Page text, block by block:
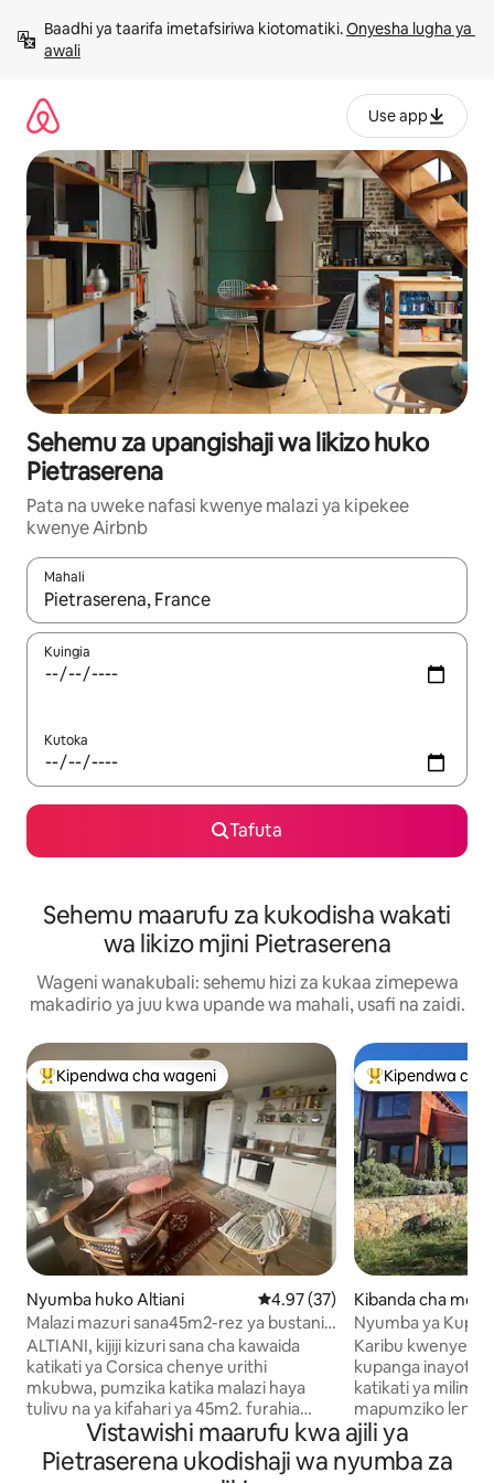
kwenda
kwenye
Baadhi ya taarifa imetafsiriwa kiotomatiki. Onyesha lugha ya
awali
Use app
Sehemu za upangishaji wa likizo huko
Pietraserena
Pata na uweke nafasi kwenye malazi ya kipekee
kwenye Airbnb
Mahali
Wakati matokeo yanapatikana, vinjari kwa kutumia vitufe vya
Kuingia
Kutoka
Tafuta
Sehemu maarufu za kukodisha wakati
wa likizo mjini Pietraserena
Wageni wanakubali: sehemu hizi za kukaa zimepewa
makadirio ya juu kwa upande wa mahali, usafi na zaidi.
Kipendwa maarufu cha wageni
Kipendwa cha wageni
Nyumba huko Altiani Ukadiriaji wa wastani wa 4.97
4.97 (37)
Malazi mazuri sana45m2-rez ya bustani
ya maua ya kujitegemea
ALTIANI, kijiji kizuri sana cha kawaida
katikati ya Corsica chenye urithi
mkubwa, pumzika katika malazi haya
tulivu na ya kifahari ya 45m2. furahia
jiko/chumba cha mapumziko kilicho na
vifaa, SDD ya kujitegemea iliyo na choo.
chumba kikubwa cha kulala, chenye
Kipendwa
Kipendwa cha
Kibanda cha
o Lozzi
Nyumba ya
yenye Mandhari
Karibu kwenye
kupanga
katikati ya milima
mapumziko
mazingira ya asili,
hukutana.
hadi 6: vyumba
Vistawishi maarufu kwa ajili ya
Pietraserena ukodishaji wa nyumba za